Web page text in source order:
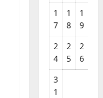
1
7
1
8
1
9
2
4
2
5
2
6
3
1